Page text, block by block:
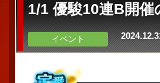
1/1 優駿10連B開催
イベント